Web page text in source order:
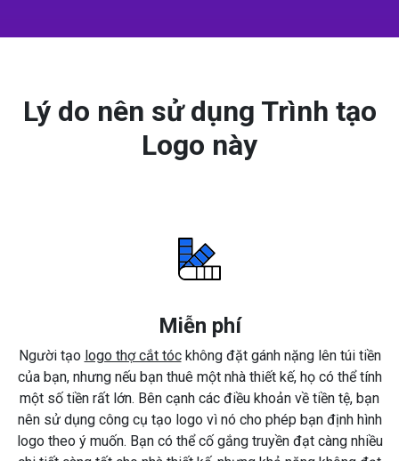
Lý do nên sử dụng Trình tạo
Logo này
Miễn phí
Người tạo logo thợ cắt tóckhông đặt gánh nặng lên túi tiền
của bạn, nhưng nếu bạn thuê một nhà thiết kế, họ có thể tính
một số tiền rất lớn. Bên cạnh các điều khoản về tiền tệ, bạn
nên sử dụng công cụ tạo logo vì nó cho phép bạn định hình
logo theo ý muốn. Bạn có thể cố gắng truyền đạt càng nhiều